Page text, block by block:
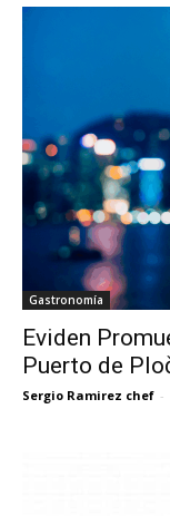
Gastronomía
Eviden
Puerto de
Sergio Ramirez chef -